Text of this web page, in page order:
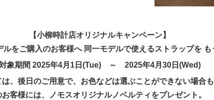
【小柳時計店オリジナルキャンペーン】
をご購入のお客様へ 同一モデルで使えるストラップを も
象期間 2025年4月1日(Tue) ～ 2025年4月30日(Wed)
、後日のご用意で、お色などは選ぶことができない場合も
客様には、ノモスオリジナルノベルティをプレゼント。